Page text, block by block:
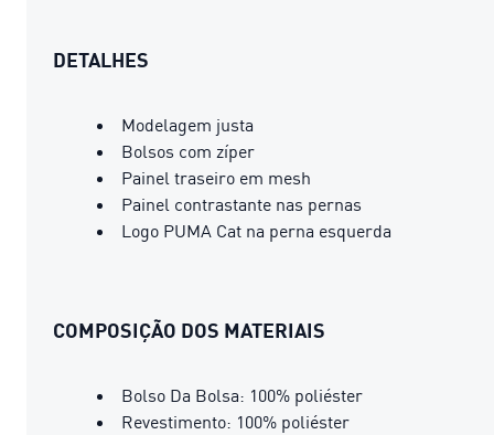
DETALHES
Modelagem justa
Bolsos com zíper
Painel traseiro em mesh
Painel contrastante nas pernas
Logo PUMA Cat na perna esquerda
COMPOSIÇÃO DOS MATERIAIS
Bolso Da Bolsa: 100% poliéster
Revestimento: 100% poliéster